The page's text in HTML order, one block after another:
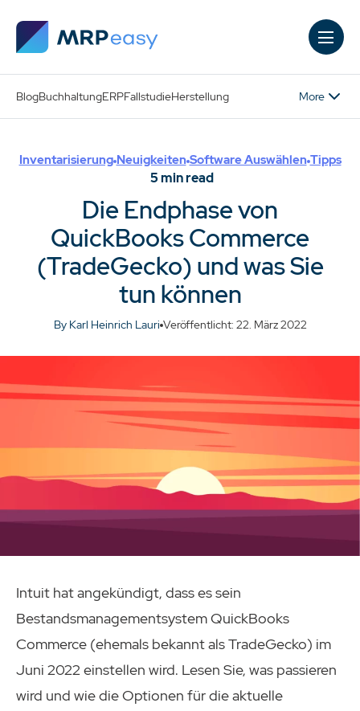
BlogBuchhaltungERPFallstudieHerstellung More
Inventarisierung Neuigkeiten Software Auswählen Tipps
5min read
Die Endphase von
QuickBooks Commerce
(TradeGecko) und was Sie
tun können
By Karl Heinrich Lauri Veröffentlicht: 22. März 2022
Intuit hat angekündigt, dass es sein
Bestandsmanagementsystem QuickBooks
Commerce (ehemals bekannt als TradeGecko) im
Juni 2022 einstellen wird. Lesen Sie, was passieren
wird und wie die Optionen für die aktuelle